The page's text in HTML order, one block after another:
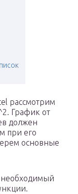
рассмотрим
График от
должен
при его
основные
необходимый